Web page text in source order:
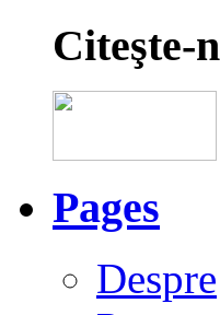
Citeşte-
Pages
Despre